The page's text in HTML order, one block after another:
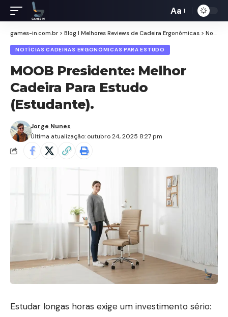
de
Aa
games-in.com.br > Blog I Melhores Reviews de Cadeira Ergonômicas > Notícias Cadeiras Ergonômicas para Estudo
NOTÍCIAS CADEIRAS ERGONÔMICAS PARA ESTUDO
MOOB Presidente: Melhor
Cadeira Para Estudo
(Estudante).
Última atualização: outubro 24, 2025 8:27 pm
Jorge Nunes
Estudar longas horas exige um investimento sério: